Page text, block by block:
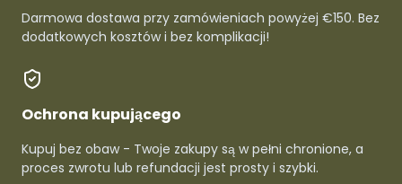
Darmowa dostawa przy zamówieniach powyżej €150. Bez
dodatkowych kosztów i bez komplikacji!
Ochrona kupującego
Kupuj bez obaw - Twoje zakupy są w pełni chronione, a
proces zwrotu lub refundacji jest prosty i szybki.